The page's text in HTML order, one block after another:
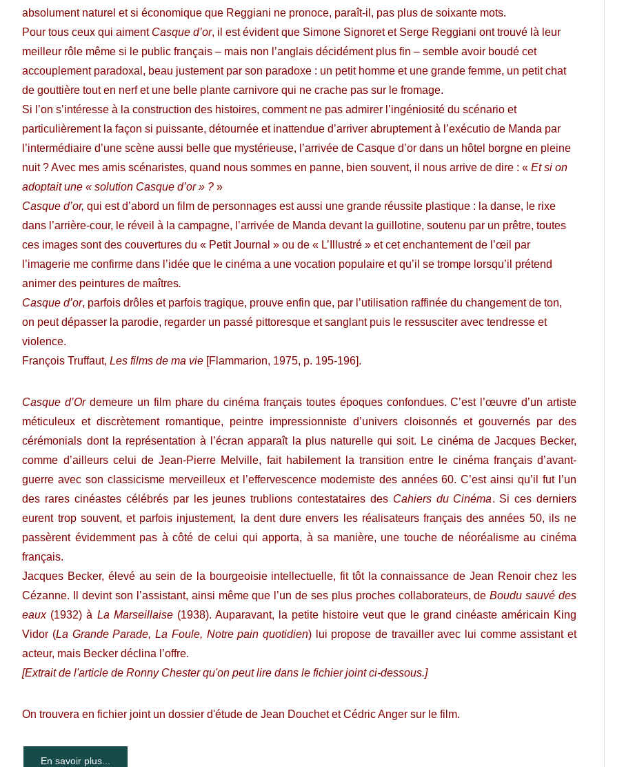
absolument naturel et si économique que Reggiani ne pronoce, paraît-il, pas plus de soixante mots.
Pour tous ceux qui aiment Casque d’or, il est évident que Simone Signoret et Serge Reggiani ont trouvé là leur
meilleur rôle même si le public français – mais non l’anglais décidément plus fin – semble avoir boudé cet
accouplement paradoxal, beau justement par son paradoxe : un petit homme et une grande femme, un petit chat
de gouttière tout en nerf et une belle plante carnivore qui ne crache pas sur le fromage.
Si l’on s’intéresse à la construction des histoires, comment ne pas admirer l’ingéniosité du scénario et
particulièrement la façon si puissante, détournée et inattendue d’arriver abruptement à l’exécutio de Manda par
l’intermédiaire d’une scène aussi belle que mystérieuse, l’arrivée de Casque d’or dans un hôtel borgne en pleine
nuit ? Avec mes amis scénaristes, quand nous sommes en panne, bien souvent, il nous arrive de dire : «Et si on
adoptait une « solution Casque d’or » ?»
Casque d’or, qui est d’abord un film de personnages est aussi une grande réussite plastique : la danse, le rixe
dans l’arrière-cour, le réveil à la campagne, l’arrivée de Manda devant la guillotine, soutenu par un prêtre, toutes
ces images sont des couvertures du « Petit Journal » ou de « L’Illustré » et cet enchantement de l’œil par
l’imagerie me confirme dans l’idée que le cinéma a une vocation populaire et qu’il se trompe lorsqu’il prétend
animer des peintures de maîtres.
Casque d’or, parfois drôles et parfois tragique, prouve enfin que, par l’utilisation raffinée du changement de ton,
on peut dépasser la parodie, regarder un passé pittoresque et sanglant puis le ressusciter avec tendresse et
violence.
François Truffaut,Les films de ma vie [Flammarion, 1975, p. 195-196].
Casque d’Ordemeure un film phare du cinéma français toutes époques confondues. C’est l’œuvre d’un artiste
méticuleux et discrètement romantique, peintre impressionniste d’univers cloisonnés et gouvernés par des
cérémonials dont la représentation à l’écran apparaît la plus naturelle qui soit. Le cinéma de Jacques Becker,
comme d’ailleurs celui de Jean-Pierre Melville, fait habilement la transition entre le cinéma français d’avant-
guerre avec son classicisme merveilleux et l’effervescence moderniste des années 60. C’est ainsi qu’il fut l’un
des rares cinéastes célébrés par les jeunes trublions contestataires des Cahiers du Cinéma. Si ces derniers
eurent trop souvent, et parfois injustement, la dent dure envers les réalisateurs français des années 50, ils ne
passèrent évidemment pas à côté de celui qui apporta, à sa manière, une touche de néoréalisme au cinéma
français.
Jacques Becker, élevé au sein de la bourgeoisie intellectuelle, fit tôt la connaissance de Jean Renoir chez les
Cézanne. Il devint son l’assistant, ainsi même que l’un de ses plus proches collaborateurs, deBoudu sauvé des
eaux(1932) à La Marseillaise(1938). Auparavant, la petite histoire veut que le grand cinéaste américain King
Vidor (La Grande Parade, La Foule, Notre pain quotidien) lui propose de travailler avec lui comme assistant et
acteur, mais Becker déclina l’offre.
[Extrait de l'article de Ronny Chester qu'on peut lire dans le fichier joint ci-dessous.]
On trouvera en fichier joint un dossier d'étude de Jean Douchet et Cédric Anger sur le film.
En savoir plus...